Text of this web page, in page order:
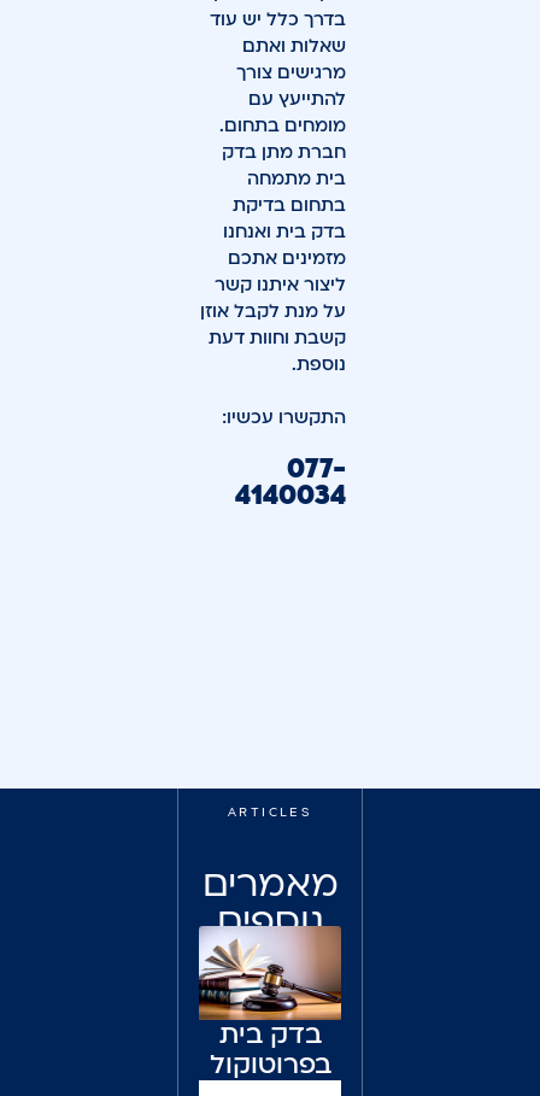
בדרך כלל יש עוד
שאלות ואתם
מרגישים צורך
להתייעץ עם
מומחים בתחום.
חברת מתן בדק
בית מתמחה
בתחום בדיקת
בדק בית ואנחנו
מזמינים אתכם
ליצור איתנו קשר
על מנת לקבל אוזן
קשבת וחוות דעת
נוספת.
התקשרו עכשיו:
077-
4140034
ARTICLES
מאמרים
נוספים
לקריאה
בדק בית
בפרוטוקול